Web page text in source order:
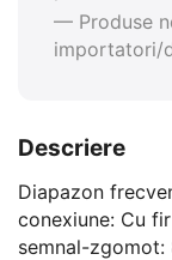
— Produse
importatori/
Descriere
Diapazon
conexiune: Cu
semnal-zgomot: